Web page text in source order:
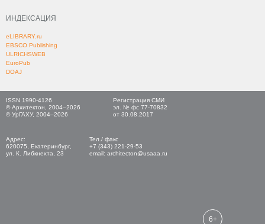
ИНДЕКСАЦИЯ
eLIBRARY.ru
EBSCO Publishing
ULRICHSWEB
EuroPub
DOAJ
ISSN 1990-4126
© Архитектон, 2004–2026
© УрГАХУ, 2004–2026
Регистрация СМИ
эл. № фс 77-70832
от 30.08.2017
Адрес:
620075, Екатеринбург,
ул. К. Либкнехта, 23
Тел./ факс
+7 (343) 221-29-53
email: architecton@usaaa.ru
6+